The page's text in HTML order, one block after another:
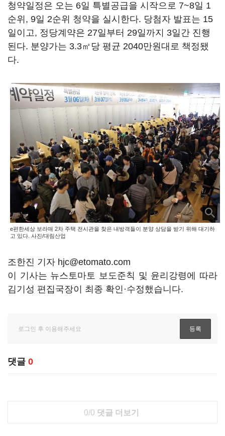
청약일정은 오는 6일 특별공급을 시작으로 7~8일 1
순위, 9일 2순위 청약을 실시한다. 당첨자 발표는 15
일이고, 정당계약은 27일부터 29일까지 3일간 진행
된다. 분양가는 3.3㎡당 평균 2040만원대로 책정됐
다.
e편한세상 보라매 2차 주택 전시관을 찾은 내방객들이 분양 상담을 받기 위해 대기하
고 있다. 사진/대림산업
조한진 기자 hjc@etomato.com
이 기사는 뉴스토마토 보도준칙 및 윤리강령에 따라
김기성 편집국장이 최종 확인·수정했습니다.
댓글 0
0/0 댓글 더보기